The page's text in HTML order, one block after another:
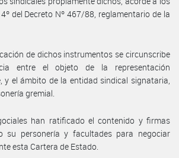
del Decreto Nº 467/88, reglamentario de la
de dichos instrumentos se circunscribe
entre el objeto de la representación
y el ámbito de la entidad sindical signataria,
gremial.
han ratificado el contenido y firmas
su personería y facultades para negociar
esta Cartera de Estado.